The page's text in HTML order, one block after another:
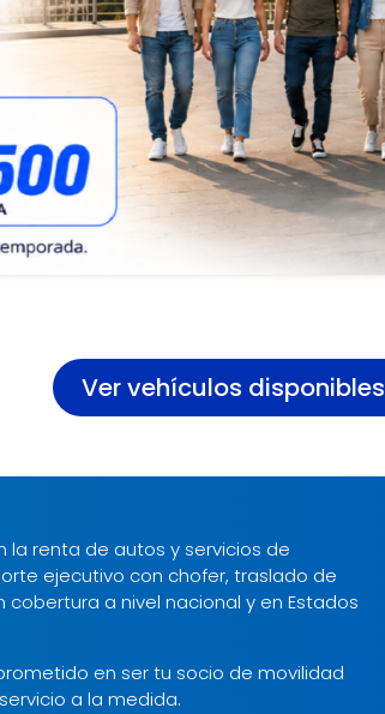
Ver vehículos disponibles
renta de autos y servicios de
ejecutivo con chofer, traslado de
a nivel nacional y en Estados
en ser tu socio de movilidad
a la medida.